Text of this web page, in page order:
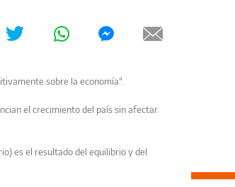
sobre la economía".
el crecimiento del país sin afectar
es el resultado del equilibrio y del